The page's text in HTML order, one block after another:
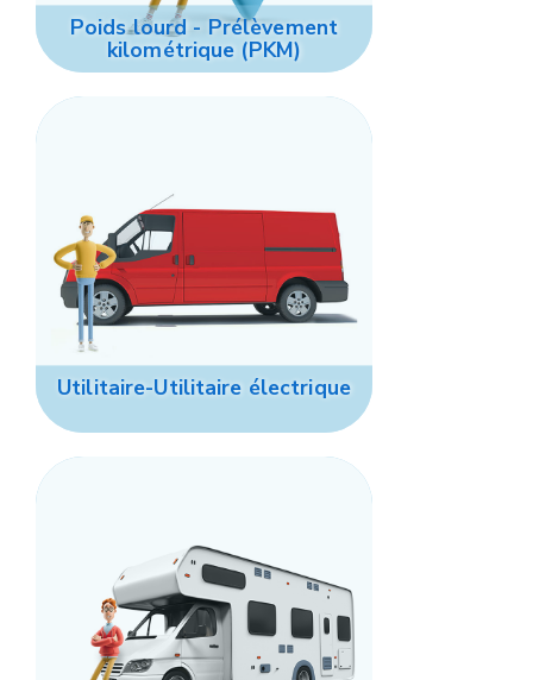
Poids lourd - Prélèvement
kilométrique (PKM)
Utilitaire-Utilitaire électrique